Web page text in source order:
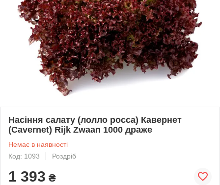
Насіння салату (лолло росса) Кавернет
(Cavernet) Rijk Zwaan 1000 драже
Немає в наявності
Код: 1093
Роздріб
1 393 ₴